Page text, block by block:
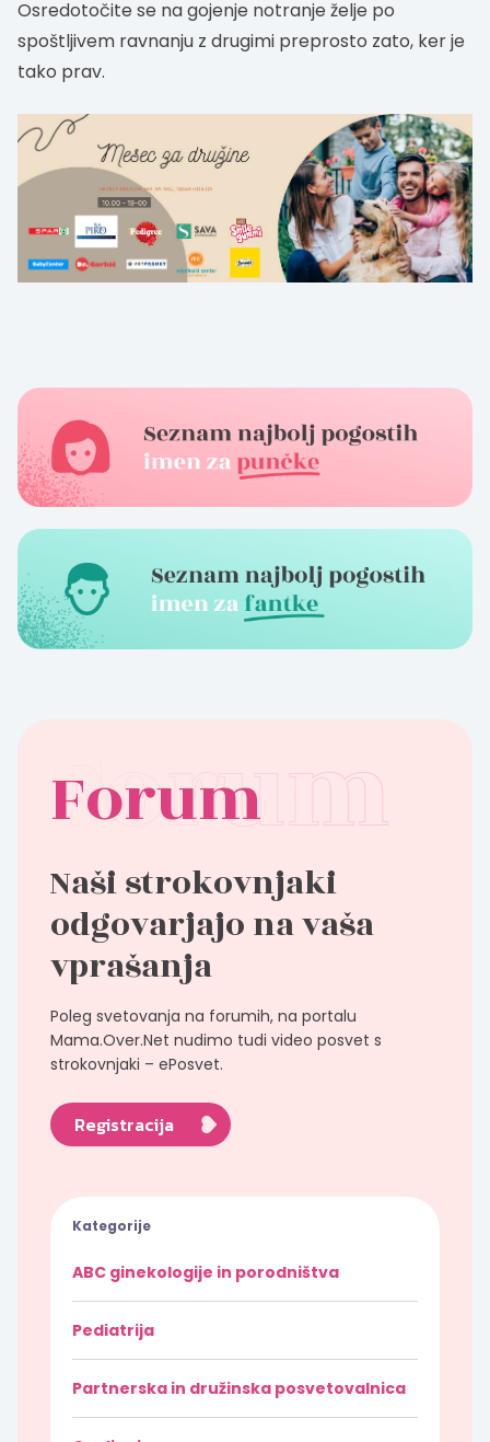
Osredotočite se na gojenje notranje želje po
spoštljivem ravnanju z drugimi preprosto zato, ker je
tako prav.
Forum
Naši strokovnjaki
odgovarjajo na vaša
vprašanja
Poleg svetovanja na forumih, na portalu
Mama.Over.Net nudimo tudi video posvet s
strokovnjaki – ePosvet.
Registracija
Kategorije
ABC ginekologije in porodništva
Pediatrija
Partnerska in družinska posvetovalnica